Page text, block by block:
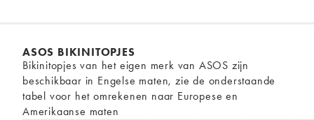
ASOS BIKINITOPJES
Bikinitopjes van het eigen merk van ASOS zijn
beschikbaar in Engelse maten, zie de onderstaande
tabel voor het omrekenen naar Europese en
Amerikaanse maten